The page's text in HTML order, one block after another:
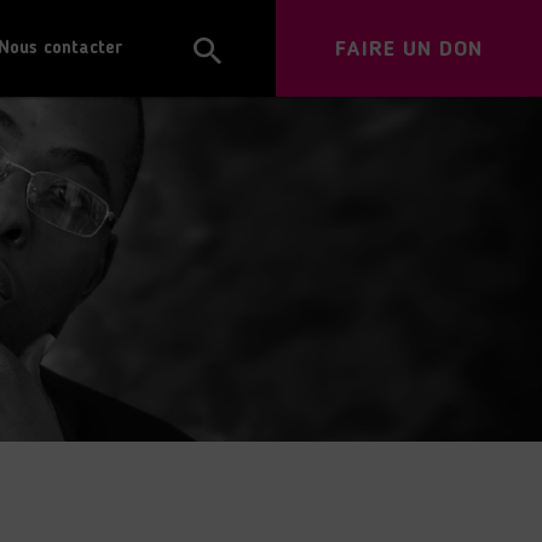
Nous contacter FAIRE UN DON